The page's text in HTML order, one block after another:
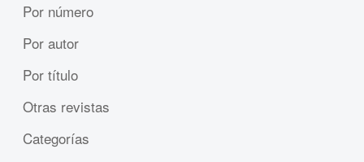
Por número
Por autor
Por título
Otras revistas
Categorías